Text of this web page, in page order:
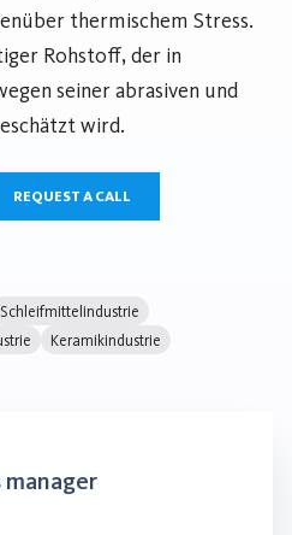
thermischem Stress.
Rohstoff, der in
seiner abrasiven und
wird.
REQUEST A CALL
Schleifmittelindustrie
Keramikindustrie
manager